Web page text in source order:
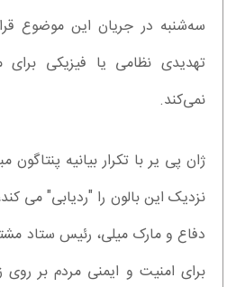
سه‌شنبه در جریان این موضوع
تهدیدی نظامی یا فیزیکی
نمی‌کند.
ژان پی یر با تکرار بیانیه پنتاگون
نزدیک این بالون را "ردیابی" می
دفاع و مارک میلی، رئیس ستاد
برای امنیت و ایمنی مردم بر روی